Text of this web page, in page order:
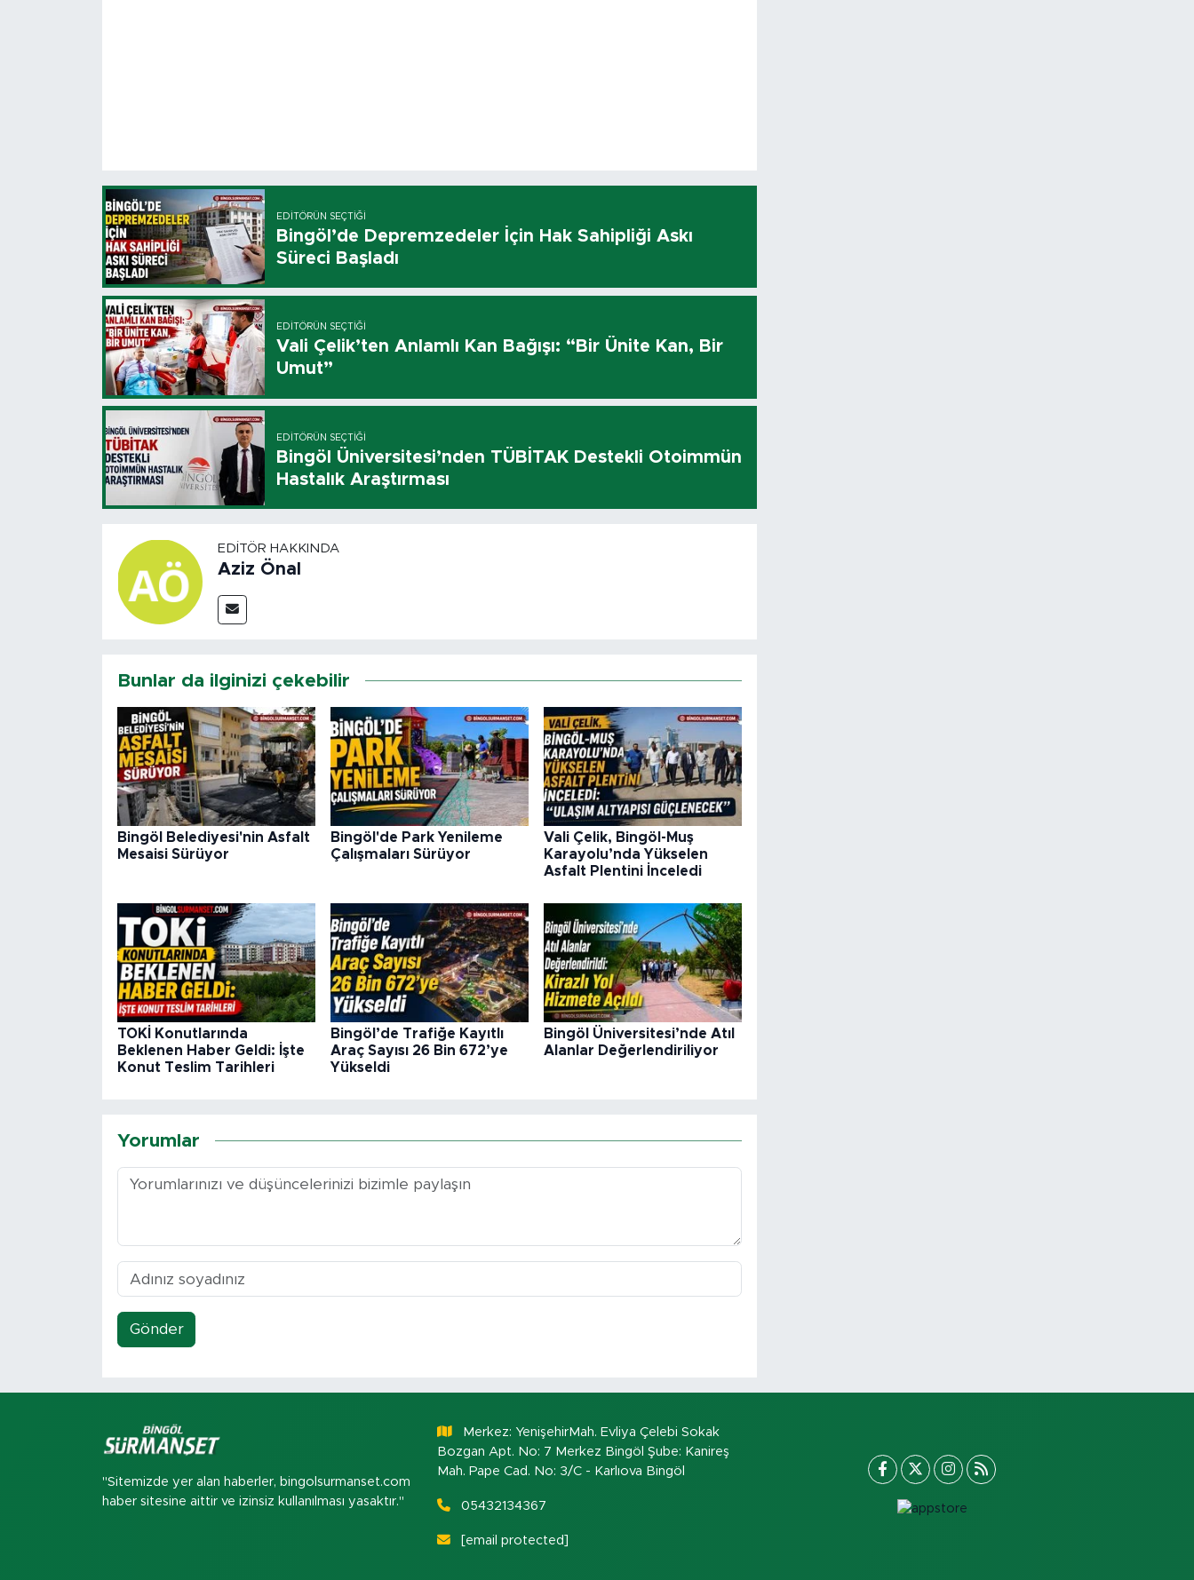
EDITÖRÜN SEÇTIĞI
Bingöl’de Depremzedeler İçin Hak Sahipliği Askı
Süreci Başladı
EDITÖRÜN SEÇTIĞI
Vali Çelik’ten Anlamlı Kan Bağışı: “Bir Ünite Kan, Bir
Umut”
EDITÖRÜN SEÇTIĞI
Bingöl Üniversitesi’nden TÜBİTAK Destekli Otoimmün
Hastalık Araştırması
EDITÖR HAKKINDA
Aziz Önal
Bunlar da ilginizi çekebilir
Bingöl Belediyesi'nin Asfalt
Mesaisi Sürüyor
Bingöl'de Park Yenileme
Çalışmaları Sürüyor
Vali Çelik, Bingöl-Muş
Karayolu’nda Yükselen
Asfalt Plentini İnceledi
TOKİ Konutlarında
Beklenen Haber Geldi: İşte
Konut Teslim Tarihleri
Bingöl’de Trafiğe Kayıtlı
Araç Sayısı 26 Bin 672’ye
Yükseldi
Bingöl Üniversitesi’nde Atıl
Alanlar Değerlendiriliyor
Yorumlar
Gönder
"Sitemizde yer alan haberler, bingolsurmanset.com
haber sitesine aittir ve izinsiz kullanılması yasaktır."
Merkez: YenişehirMah. Evliya Çelebi Sokak
Bozgan Apt. No: 7 Merkez Bingöl Şube: Kanireş
Mah. Pape Cad. No: 3/C - Karlıova Bingöl
05432134367
[email protected]